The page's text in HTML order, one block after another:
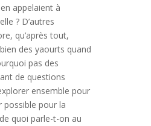
appelaient à
? D’autres
qu’après tout,
des yaourts quand
pas des
de questions
ensemble pour
possible pour la
quoi parle-t-on au